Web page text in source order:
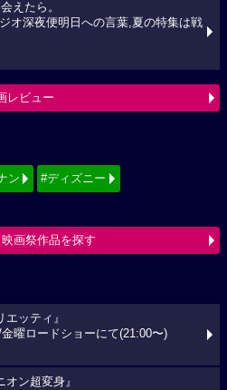
えたら。
オ深夜便明日への言葉,夏の特集は戦
レビュー
ン #ディズニー
画祭作品を探す
エッティ』
曜ロードショーにて(21:00〜)
オン超変身』